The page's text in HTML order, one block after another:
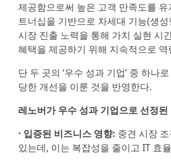
제공함으로써 높은 고객 만족도를
트너십을 기반으로 차세대 기능(생
시장 진출 노력을 통해 가치 실현 시
혜택을 제공하기 위해 지속적으로
단 두 곳의 ‘우수 성과 기업’ 중 하나
당한 개선을 이룬 것을 반영한다.
레노버가 우수 성과 기업으로 선정
· 입증된 비즈니스 영향: 중견 시장
있는데, 이는 복잡성을 줄이고 IT 효